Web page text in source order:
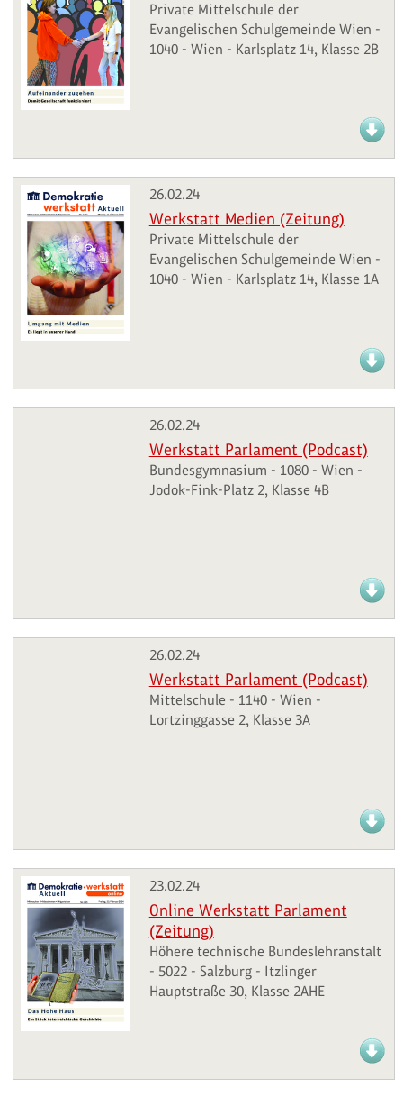
Private Mittelschule der
Evangelischen Schulgemeinde Wien -
1040 - Wien - Karlsplatz 14, Klasse 2B
26.02.24
Werkstatt Medien (Zeitung)
Private Mittelschule der
Evangelischen Schulgemeinde Wien -
1040 - Wien - Karlsplatz 14, Klasse 1A
26.02.24
Werkstatt Parlament (Podcast)
Bundesgymnasium - 1080 - Wien -
Jodok-Fink-Platz 2, Klasse 4B
26.02.24
Werkstatt Parlament (Podcast)
Mittelschule - 1140 - Wien -
Lortzinggasse 2, Klasse 3A
23.02.24
Online Werkstatt Parlament
(Zeitung)
Höhere technische Bundeslehranstalt
- 5022 - Salzburg - Itzlinger
Hauptstraße 30, Klasse 2AHE